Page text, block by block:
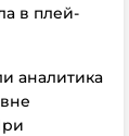
в плей-
аналитика